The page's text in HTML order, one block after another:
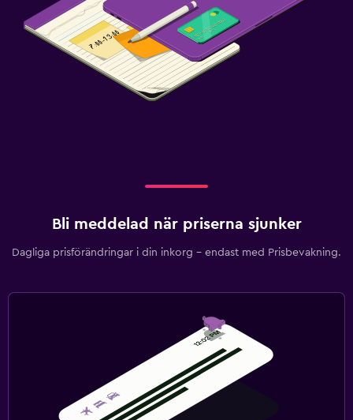
Bli meddelad när priserna sjunker
Dagliga prisförändringar i din inkorg – endast med Prisbevakning.